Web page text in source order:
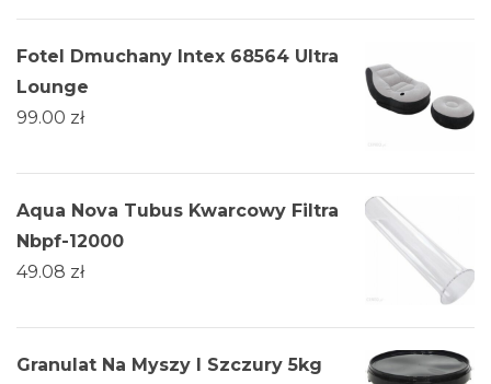
Fotel Dmuchany Intex 68564 Ultra
Lounge
99.00 zł
Aqua Nova Tubus Kwarcowy Filtra
Nbpf-12000
49.08 zł
Granulat Na Myszy I Szczury 5kg